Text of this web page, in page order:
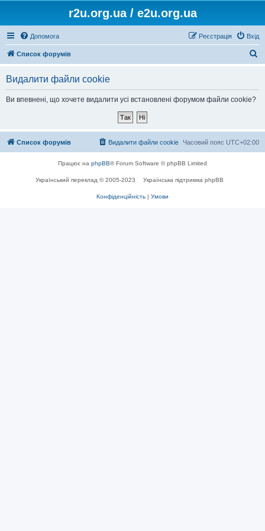
r2u.org.ua / e2u.org.ua
Допомога Вхід
Реєстрація
Список форумів
Видалити файли cookie
Ви впевнені, що хочете видалити усі встановлені форумом файли cookie?
Список форумів Часовий пояс UTC+02:00
Видалити файли cookie
Працює на phpBB® Forum Software © phpBB Limited
Український переклад © 2005-2023 Українська підтримка phpBB
Конфіденційність | Умови